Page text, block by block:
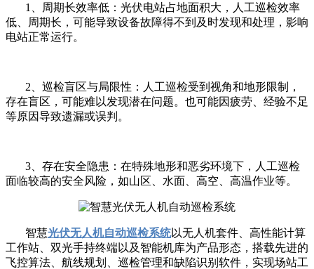
1、周期长效率低：光伏电站占地面积大，人工巡检效率
低、周期长，可能导致设备故障得不到及时发现和处理，影响
电站正常运行。
2、巡检盲区与局限性：人工巡检受到视角和地形限制，
存在盲区，可能难以发现潜在问题。也可能因疲劳、经验不足
等原因导致遗漏或误判。
3、存在安全隐患：在特殊地形和恶劣环境下，人工巡检
面临较高的安全风险，如山区、水面、高空、高温作业等。
智慧光伏无人机自动巡检系统以无人机套件、高性能计算
工作站、双光手持终端以及智能机库为产品形态，搭载先进的
飞控算法、航线规划、巡检管理和缺陷识别软件，实现场站工